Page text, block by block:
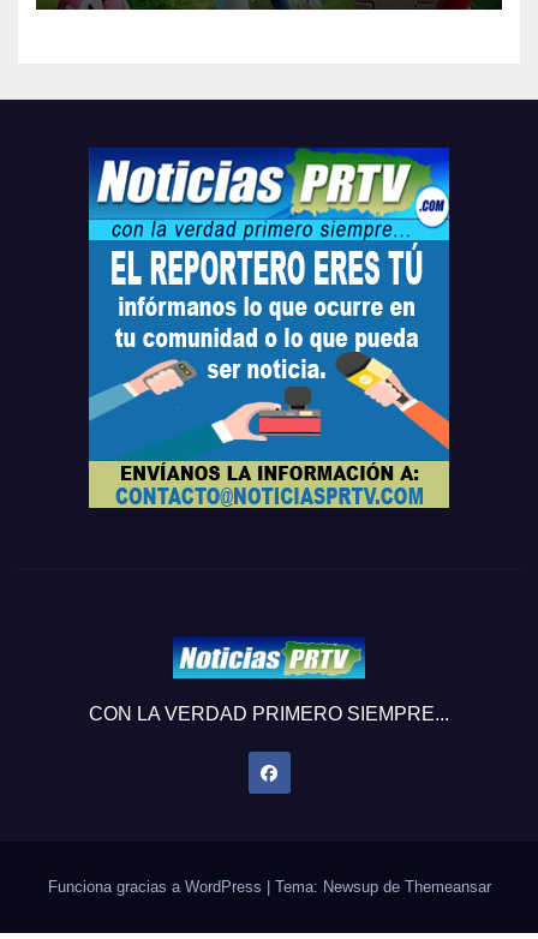
CON LA VERDAD PRIMERO SIEMPRE...
Funciona gracias a WordPress | Tema: Newsup de Themeansar